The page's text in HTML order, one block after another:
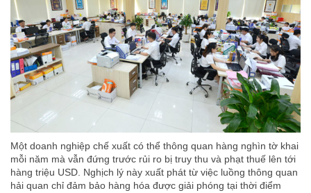
Một doanh nghiệp chế xuất có thể thông quan hàng nghìn tờ khai
mỗi năm mà vẫn đứng trước rủi ro bị truy thu và phạt thuế lên tới
hàng triệu USD. Nghịch lý này xuất phát từ việc luồng thông quan
hải quan chỉ đảm bảo hàng hóa được giải phóng tại thời điểm